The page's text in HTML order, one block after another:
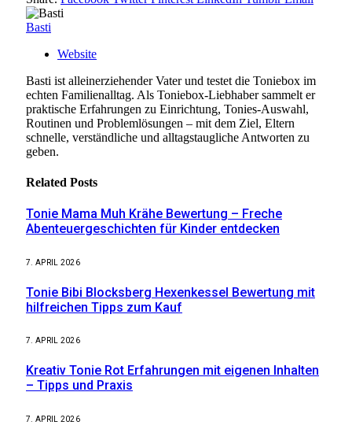
Basti
Website
Basti ist alleinerziehender Vater und testet die Toniebox im
echten Familienalltag. Als Toniebox-Liebhaber sammelt er
praktische Erfahrungen zu Einrichtung, Tonies-Auswahl,
Routinen und Problemlösungen – mit dem Ziel, Eltern
schnelle, verständliche und alltagstaugliche Antworten zu
geben.
Related Posts
Tonie Mama Muh Krähe Bewertung – Freche
Abenteuergeschichten für Kinder entdecken
7. APRIL 2026
Tonie Bibi Blocksberg Hexenkessel Bewertung mit
hilfreichen Tipps zum Kauf
7. APRIL 2026
Kreativ Tonie Rot Erfahrungen mit eigenen Inhalten
– Tipps und Praxis
7. APRIL 2026